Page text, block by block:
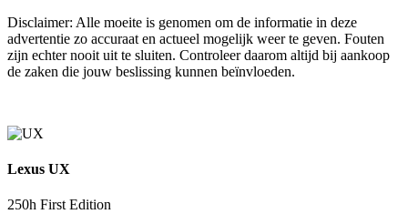
Disclaimer: Alle moeite is genomen om de informatie in deze
advertentie zo accuraat en actueel mogelijk weer te geven. Fouten
zijn echter nooit uit te sluiten. Controleer daarom altijd bij aankoop
de zaken die jouw beslissing kunnen beïnvloeden.
Lexus UX
250h First Edition